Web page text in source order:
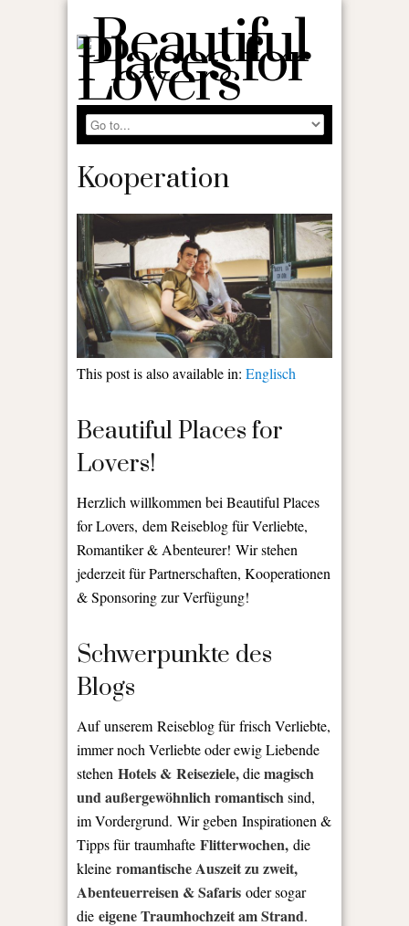
Kooperation
This post is also available in: Englisch
Beautiful Places for
Lovers!
Herzlich willkommen bei Beautiful Places
for Lovers, dem Reiseblog für Verliebte,
Romantiker & Abenteurer! Wir stehen
jederzeit für Partnerschaften, Kooperationen
& Sponsoring zur Verfügung!
Schwerpunkte des
Blogs
Auf unserem Reiseblog für frisch Verliebte,
immer noch Verliebte oder ewig Liebende
stehen Hotels & Reiseziele,diemagisch
und außergewöhnlich romantischsind,
im Vordergrund. Wir geben Inspirationen &
Tipps für traumhafte Flitterwochen, die
kleine romantische Auszeit zu zweit,
Abenteuerreisen & Safaris oder sogar
die eigene Traumhochzeit am Strand.